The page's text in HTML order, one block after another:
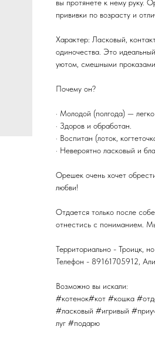
вы протянете к нему руку.
прививки по возрасту и
Характер: Ласковый,
одиночества. Это
уютом, смешными
Почему он?
· Молодой (полгода) —
· Здоров и обработан.
· Воспитан (лоток,
· Невероятно ласковый и
Орешек очень хочет
любви!
Отдается только после
отнестись с пониманием.
Территориально - Троицк,
Телефон - 89161705912,
Возможно вы искали:
#котенок#кот #кошка
#ласковый #игривый
луг #подарю